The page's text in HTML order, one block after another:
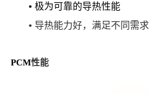
• 极为可靠的导热性能
• 导热能力好，满足不同需求
PCM性能